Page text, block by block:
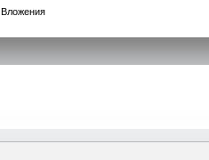
Вложения